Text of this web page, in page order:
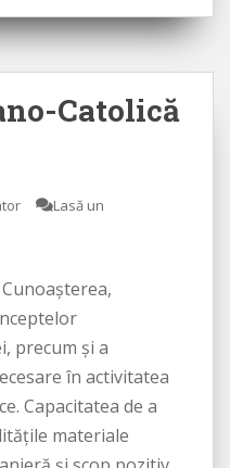
Catolică
Lasă un
precum şi a
în activitatea
Capacitatea de a
materiale